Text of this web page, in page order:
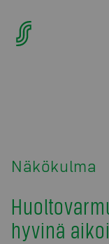
Näkökulma
hyvinä